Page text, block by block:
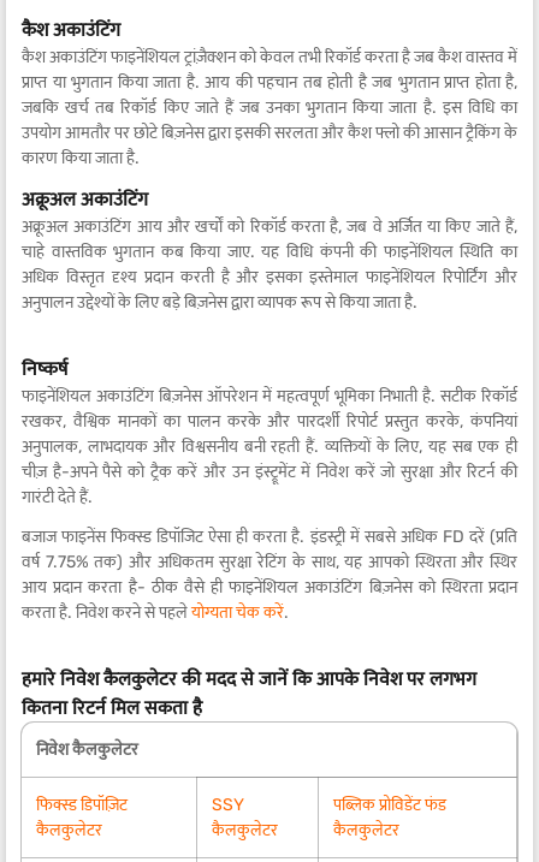
कैश अकाउंटिंग
कैश अकाउंटिंग फाइनेंशियल ट्रांज़ैक्शन को केवल तभी रिकॉर्ड करता है जब कैश वास्तव में
प्राप्त या भुगतान किया जाता है. आय की पहचान तब होती है जब भुगतान प्राप्त होता है,
जबकि खर्च तब रिकॉर्ड किए जाते हैं जब उनका भुगतान किया जाता है. इस विधि का
उपयोग आमतौर पर छोटे बिज़नेस द्वारा इसकी सरलता और कैश फ्लो की आसान ट्रैकिंग के
कारण किया जाता है.
अक्रूअल अकाउंटिंग
अक्रूअल अकाउंटिंग आय और खर्चों को रिकॉर्ड करता है, जब वे अर्जित या किए जाते हैं,
चाहे वास्तविक भुगतान कब किया जाए. यह विधि कंपनी की फाइनेंशियल स्थिति का
अधिक विस्तृत दृश्य प्रदान करती है और इसका इस्तेमाल फाइनेंशियल रिपोर्टिंग और
अनुपालन उद्देश्यों के लिए बड़े बिज़नेस द्वारा व्यापक रूप से किया जाता है.
निष्कर्ष
फाइनेंशियल अकाउंटिंग बिज़नेस ऑपरेशन में महत्वपूर्ण भूमिका निभाती है. सटीक रिकॉर्ड
रखकर, वैश्विक मानकों का पालन करके और पारदर्शी रिपोर्ट प्रस्तुत करके, कंपनियां
अनुपालक, लाभदायक और विश्वसनीय बनी रहती हैं. व्यक्तियों के लिए, यह सब एक ही
चीज़ है-अपने पैसे को ट्रैक करें और उन इंस्ट्रूमेंट में निवेश करें जो सुरक्षा और रिटर्न की
गारंटी देते हैं.
बजाज फाइनेंस फिक्स्ड डिपॉजिट ऐसा ही करता है. इंडस्ट्री में सबसे अधिक FD दरें (प्रति
वर्ष 7.75% तक) और अधिकतम सुरक्षा रेटिंग के साथ, यह आपको स्थिरता और स्थिर
आय प्रदान करता है- ठीक वैसे ही फाइनेंशियल अकाउंटिंग बिज़नेस को स्थिरता प्रदान
करता है. निवेश करने से पहलेयोग्यता चेक करें.
हमारे निवेश कैलकुलेटर की मदद से जानें कि आपके निवेश पर लगभग
कितना रिटर्न मिल सकता है
निवेश कैलकुलेटर
फिक्स्ड डिपॉज़िट
कैलकुलेटर
SSY
कैलकुलेटर
पब्लिक प्रोविडेंट फंड
कैलकुलेटर